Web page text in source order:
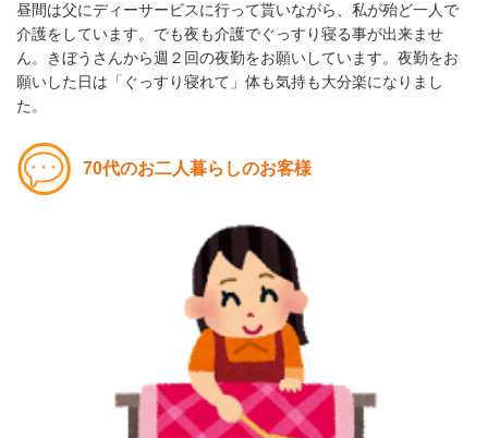
昼間は父にディーサービスに行って貰いながら、私が殆ど一人で
介護をしています。でも夜も介護でぐっすり寝る事が出来ませ
ん。きぼうさんから週２回の夜勤をお願いしています。夜勤をお
願いした日は「ぐっすり寝れて」体も気持も大分楽になりまし
た。
70代のお二人暮らしのお客様